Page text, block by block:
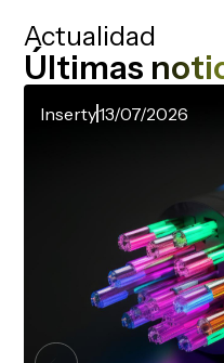
Actualidad
Últimas
Inserty13/07/2026